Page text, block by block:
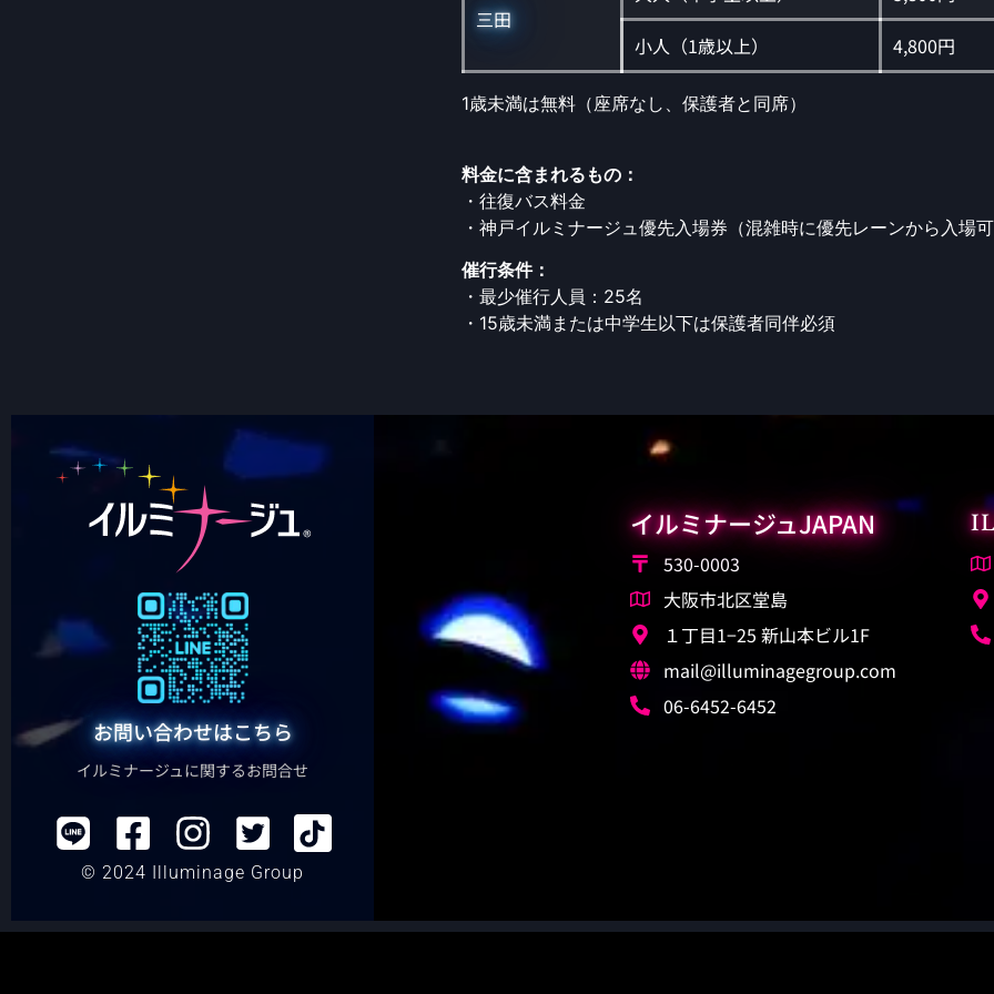
三田
小人（1歳以上）
4,800円
1歳未満は無料（座席なし、保護者と同席）
料金に含まれるもの：
・往復バス料金
・神戸イルミナージュ優先入場券（混雑時に優先レーンから入場
催行条件：
・最少催行人員：25名
・15歳未満または中学生以下は保護者同伴必須
お問い合わせはこちら
イルミナージュに関するお問合せ
© 2024 Illuminage Group
イルミナージュJAPAN
530-0003
大阪市北区堂島
１丁目1−25 新山本ビル1F
mail@illuminagegroup.com
06-6452-6452